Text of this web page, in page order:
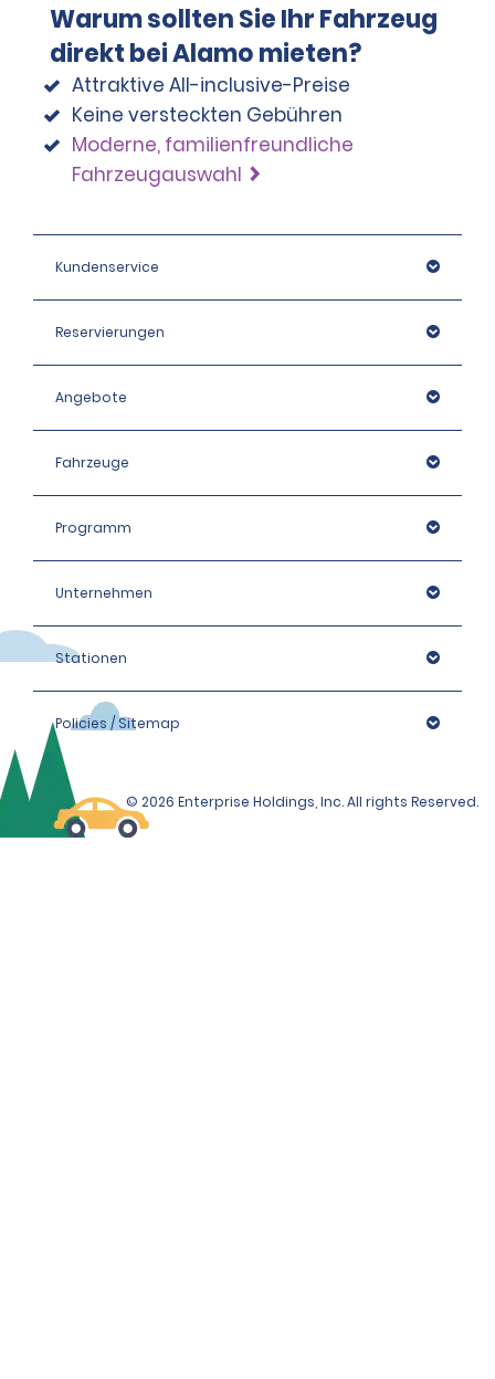
Warum sollten Sie Ihr Fahrzeug
direkt bei Alamo mieten?
Attraktive All-inclusive-Preise
Keine versteckten Gebühren
Moderne, familienfreundliche
Fahrzeugauswahl
Kundenservice
Reservierungen
Angebote
Fahrzeuge
Programm
Unternehmen
Stationen
Policies / Sitemap
© 2026 Enterprise Holdings, Inc. All rights Reserved.